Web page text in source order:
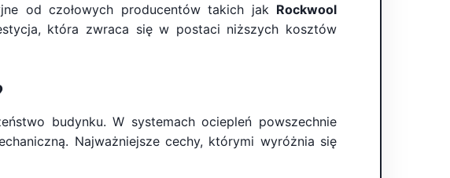
od czołowych producentów takich jak Rockwool
która zwraca się w postaci niższych kosztów
budynku. W systemach ociepleń powszechnie
Najważniejsze cechy, którymi wyróżnia się